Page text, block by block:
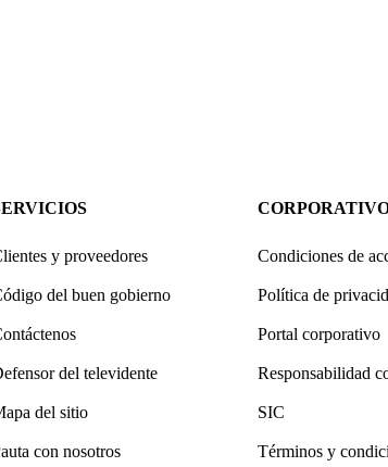
y proveedores
del buen gobierno
del televidente
del sitio
con nosotros
Condiciones de
Política de
Portal corporativo
Responsabilidad
SIC
Términos y